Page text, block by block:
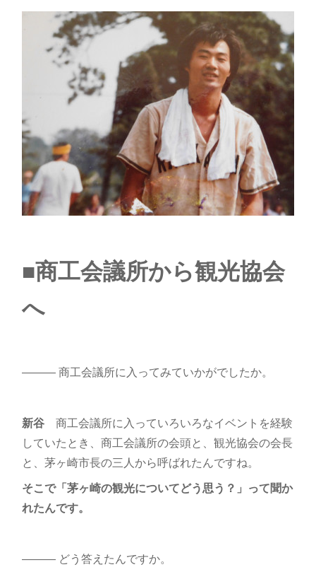
■商工会議所から観光協会
へ
――― 商工会議所に入ってみていかがでしたか。
新谷商工会議所に入っていろいろなイベントを経験
していたとき、商工会議所の会頭と、観光協会の会長
と、茅ヶ崎市長の三人から呼ばれたんですね。
そこで「茅ヶ崎の観光についてどう思う？」って聞か
れたんです。
――― どう答えたんですか。